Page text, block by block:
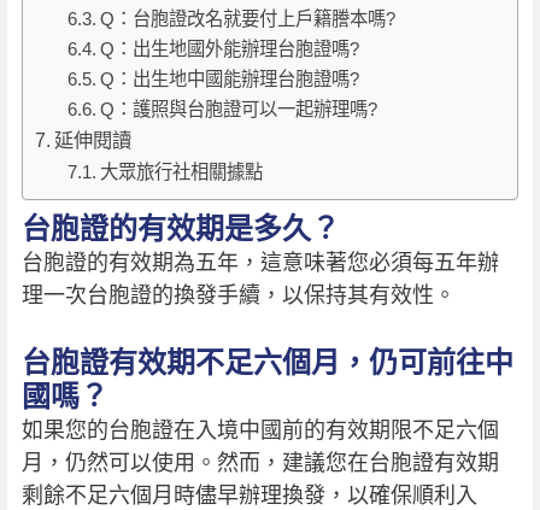
Q：台胞證改名就要付上戶籍謄本嗎?
Q：出生地國外能辦理台胞證嗎?
Q：出生地中國能辦理台胞證嗎?
Q：護照與台胞證可以一起辦理嗎?
延伸閱讀
大眾旅行社相關據點
台胞證的有效期是多久？
台胞證的有效期為五年，這意味著您必須每五年辦
理一次台胞證的換發手續，以保持其有效性。
台胞證有效期不足六個月，仍可前往中
國嗎？
如果您的台胞證在入境中國前的有效期限不足六個
月，仍然可以使用。然而，建議您在台胞證有效期
剩餘不足六個月時儘早辦理換發，以確保順利入